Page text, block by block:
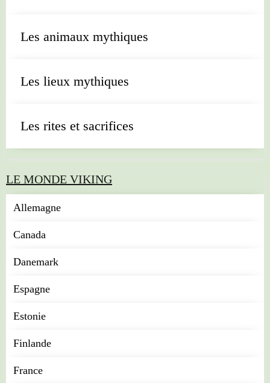
Les animaux mythiques
Les lieux mythiques
Les rites et sacrifices
LE MONDE VIKING
Allemagne
Canada
Danemark
Espagne
Estonie
Finlande
France